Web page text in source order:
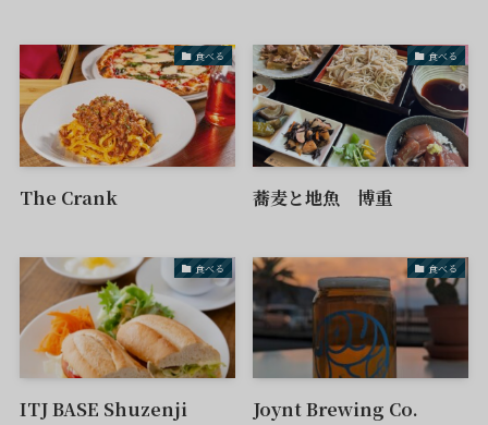
食べる
The Crank
食べる
蕎麦と地魚 博重
食べる
ITJ BASE Shuzenji
食べる
Joynt Brewing Co.